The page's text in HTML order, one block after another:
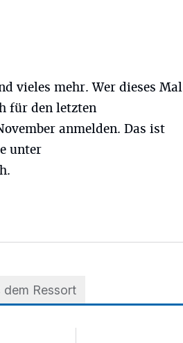
vieles mehr. Wer dieses Mal
für den letzten
anmelden. Das ist
unter
dem Ressort